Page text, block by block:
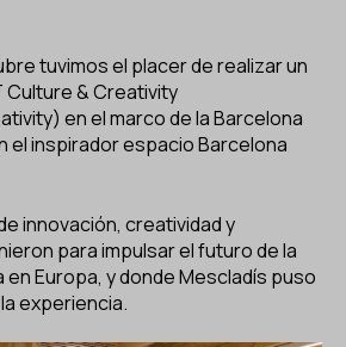
tuvimos el placer de realizar un
Culture & Creativity
en el marco de la Barcelona
el inspirador espacio Barcelona
innovación, creatividad y
para impulsar el futuro de la
Europa, y donde Mescladís puso
experiencia.